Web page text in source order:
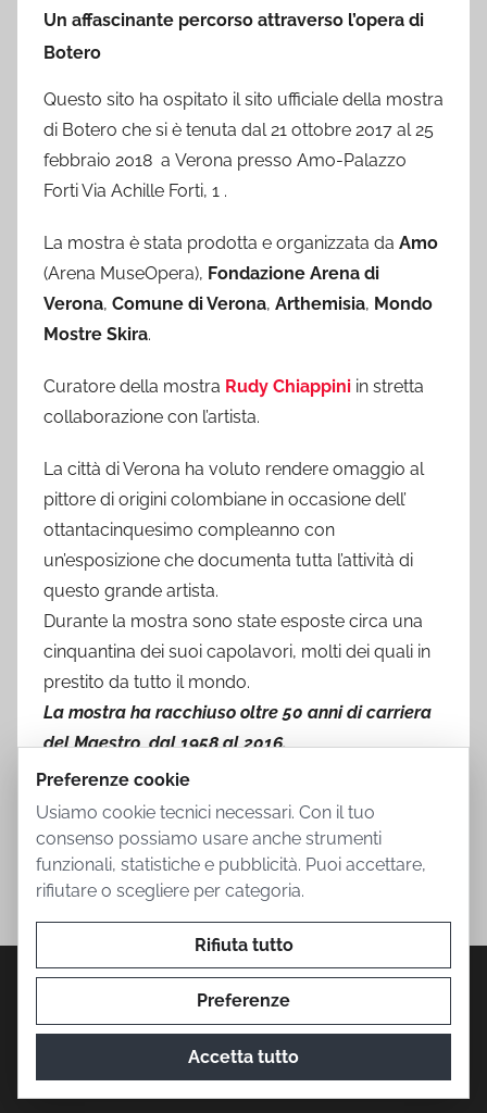
Un affascinante percorso attraverso l’opera di
Botero
Questo sito ha ospitato il sito ufficiale della mostra
di Botero che si è tenuta dal 21 ottobre 2017 al 25
febbraio 2018 a Verona presso Amo-Palazzo
Forti Via Achille Forti, 1 .
La mostra è stata prodotta e organizzata da Amo
(Arena MuseOpera), Fondazione Arena di
Verona, Comune di Verona, Arthemisia, Mondo
Mostre Skira.
Curatore della mostra Rudy Chiappini in stretta
collaborazione con l’artista.
La città di Verona ha voluto rendere omaggio al
pittore di origini colombiane in occasione dell’
ottantacinquesimo compleanno con
un’esposizione che documenta tutta l’attività di
questo grande artista.
Durante la mostra sono state esposte circa una
cinquantina dei suoi capolavori, molti dei quali in
prestito da tutto il mondo.
La mostra ha racchiuso oltre 50 anni di carriera
del Maestro, dal 1958 al 2016.
Informazioni societarie
© 2026 Mostra Botero. Prodotto daThe Conure Group
Preferenze cookie
Usiamo cookie tecnici necessari. Con il tuo
consenso possiamo usare anche strumenti
funzionali, statistiche e pubblicità. Puoi accettare,
rifiutare o scegliere per categoria.
Rifiuta tutto
Preferenze
Accetta tutto